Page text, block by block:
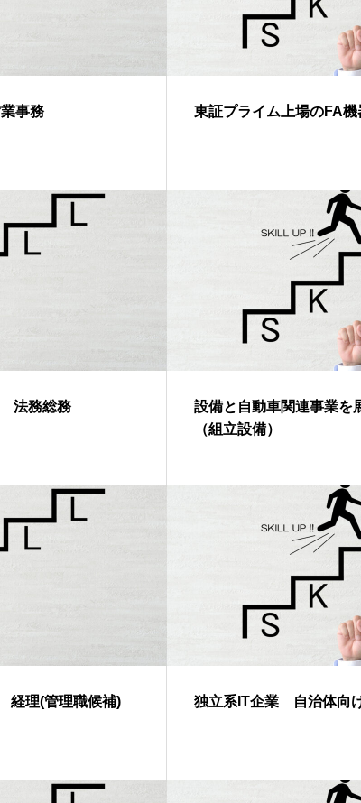
事務 東証プライム上場のFA
法務総務
設備と自動車関連事業
（組立設備）
経理(管理職候補) 独立系IT企業 自治体向